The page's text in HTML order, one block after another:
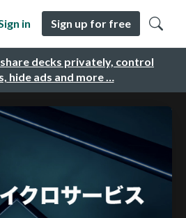
decks privately, control
hide ads and more …
in Sign up for free